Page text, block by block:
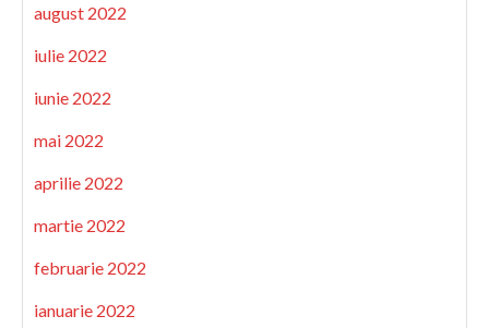
august 2022
iulie 2022
iunie 2022
mai 2022
aprilie 2022
martie 2022
februarie 2022
ianuarie 2022